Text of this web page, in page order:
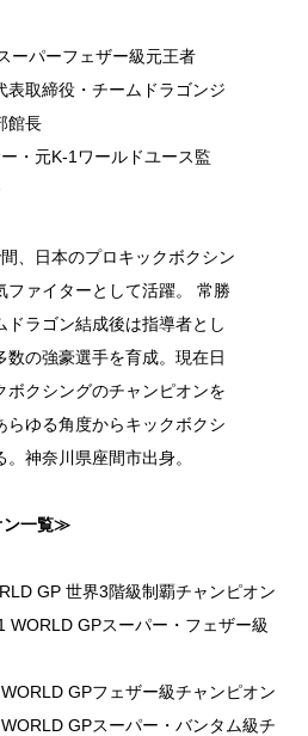
ーパーフェザー級元王者
表取締役・チームドラゴンジ
館長
・元K-1ワールドユース監
、日本のプロキックボクシン
ファイターとして活躍。 常勝
ドラゴン結成後は指導者とし
数の強豪選手を育成。現在日
ボクシングのチャンピオンを
らゆる角度からキックボクシ
神奈川県座間市出身。
ン一覧≫
世界3階級制覇チャンピオン
スーパー・フェザー級
フェザー級チャンピオン
スーパー・バンタム級チ